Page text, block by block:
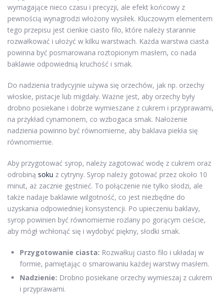
wymagające nieco czasu i precyzji, ale efekt końcowy z
pewnością wynagrodzi włożony wysiłek. Kluczowym elementem
tego przepisu jest cienkie ciasto filo, które należy starannie
rozwałkować i ułożyć w kilku warstwach. Każda warstwa ciasta
powinna być posmarowana roztopionym masłem, co nada
baklawie odpowiednią kruchość i smak.
Do nadzienia tradycyjnie używa się orzechów, jak np. orzechy
włoskie, pistacje lub migdały. Ważne jest, aby orzechy były
drobno posiekane i dobrze wymieszane z cukrem i przyprawami,
na przykład cynamonem, co wzbogaca smak. Nałożenie
nadzienia powinno być równomierne, aby baklava piekła się
równomiernie.
Aby przygotować syrop, należy zagotować wodę z cukrem oraz
odrobiną soku z cytryny. Syrop należy gotować przez około 10
minut, aż zacznie gęstnieć. To połączenie nie tylko słodzi, ale
także nadaje baklawie wilgotność, co jest niezbędne do
uzyskania odpowiedniej konsystencji. Po upieczeniu baklavy,
syrop powinien być równomiernie rozlany po gorącym cieście,
aby mógł wchłonąć się i wydobyć piękny, słodki smak.
Przygotowanie ciasta: Rozwałkuj ciasto filo i układaj w
formie, pamiętając o smarowaniu każdej warstwy masłem.
Nadzienie: Drobno posiekane orzechy wymieszaj z cukrem
i przyprawami.